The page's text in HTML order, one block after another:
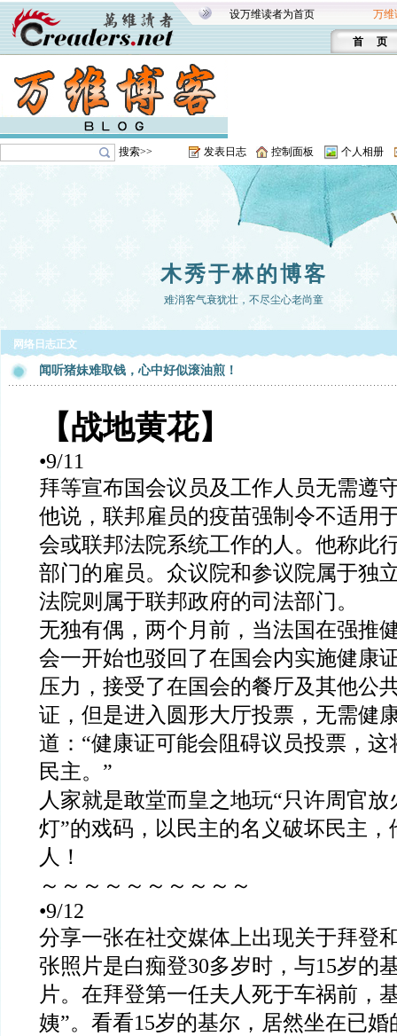
设万维读者为首页 万维
首 页
搜索>> 发表日志 控制面板 个人相册
木秀于林的博客
难消客气衰犹壮，不尽尘心老尚童
网络日志正文
闻听猪妹难取钱，心中好似滚油煎！
【战地黄花】
•9/11
拜等宣布国会议员及工作人员无需遵
他说，联邦雇员的疫苗强制令不适用
会或联邦法院系统工作的人。他称此
部门的雇员。众议院和参议院属于独
法院则属于联邦政府的司法部门。
无独有偶，两个月前，当法国在强推
会一开始也驳回了在国会内实施健康
压力，接受了在国会的餐厅及其他公
证，但是进入圆形大厅投票，无需健
道： “健康证可能会阻碍议员投票，这
民主。 ”
人家就是敢堂而皇之地玩“只许周官放
灯”的戏码，以民主的名义破坏民主，
人！
～～～～～～～～～～
•9/12
分享一张在社交媒体上出现关于拜登
张照片是白痴登30多岁时，与15岁的
片。在拜登第一任夫人死于车祸前，
姨”。看看15岁的基尔，居然坐在已婚